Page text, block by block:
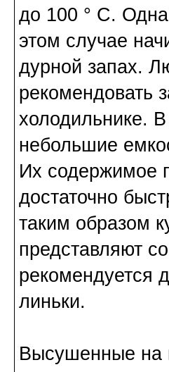
до 100 ° C.
этом случае
дурной запах.
рекомендовать
холодильнике.
небольшие
Их содержимое
достаточно
таким образом
представляют
рекомендуется
линьки.
Высушенные на